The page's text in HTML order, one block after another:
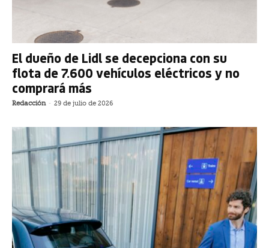
El dueño de Lidl se decepciona con su
flota de 7.600 vehículos eléctricos y no
comprará más
Redacción - 29 de julio de 2026